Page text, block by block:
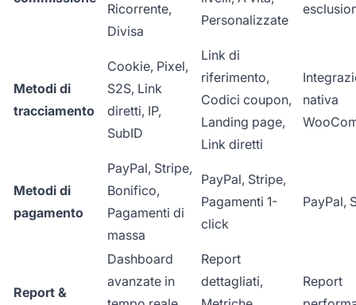
Ricorrente,
Divisa
Personalizzate
Metodi di
tracciamento
Cookie, Pixel,
S2S, Link
diretti, IP,
SubID
Link di
riferimento,
Codici coupon,
Landing page,
Link diretti
nativa
Metodi di
pagamento
PayPal, Stripe,
Bonifico,
Pagamenti di
massa
PayPal, Stripe,
Pagamenti 1-
click
PayPal,
Report &
Dashboard
avanzate in
Report
dettagliati,
Report